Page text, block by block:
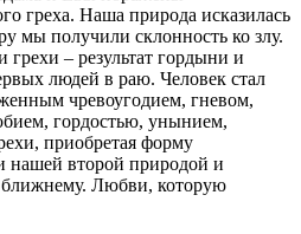
греха. Наша природа исказилась
мы получили склонность ко злу.
грехи – результат гордыни и
людей в раю. Человек стал
чревоугодием, гневом,
гордостью, унынием,
, приобретая форму
нашей второй природой и
Любви, которую